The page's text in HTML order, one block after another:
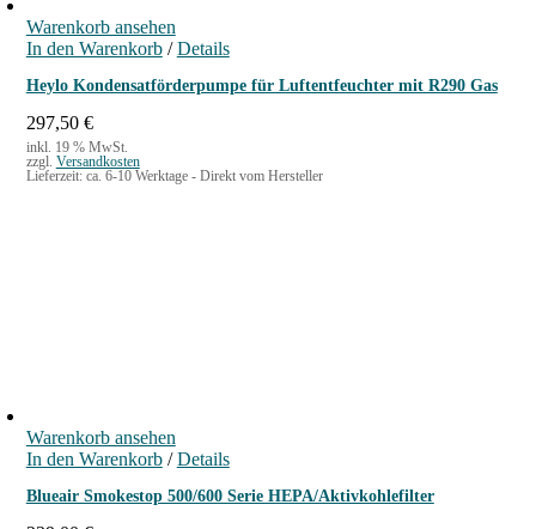
r
e
s
w
a
r
:
s
t
:
1
0
Warenkorb ansehen
In den Warenkorb / Details
Heylo Kondensatförderpumpe für Luftentfeuchter mit R290 Gas
297,50 €
inkl. 19 % MwSt.
zzgl. Versandkosten
Lieferzeit: ca. 6-10 Werktage - Direkt vom Hersteller
Warenkorb ansehen
In den Warenkorb / Details
Blueair Smokestop 500/600 Serie HEPA/Aktivkohlefilter